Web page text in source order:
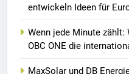
entwickeln Ideen für
Wenn jede Minute zählt:
OBC ONE die
MaxSolar und DB